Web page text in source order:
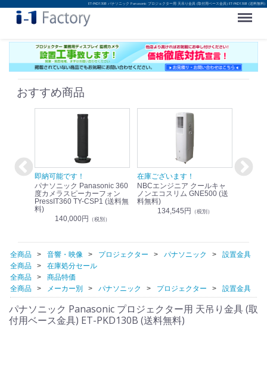
ET-PKD130B パナソニック Panasonic プロジェクター用 天吊り金具 (取付用ベース金具) ET-PKD130B (送料無料)
Menu
おすすめ商品
即納可能です！
パナソニック Panasonic 360
度カメラスピーカーフォン
PressIT360 TY-CSP1 (送料無
料)
140,000円 （税別）
在庫ございます！
NBCエンジニア クールキャ
ノンエコスリム GNE500 (送
料無料)
134,545円 （税別）
即納可
全商品 音響・映像 プロジェクター パナソニック
設置金具
全商品
在庫処分セール
全商品
商品特価
全商品
メーカー別 パナソニック プロジェクター 設置金具
パナソニック Panasonic プロジェクター用 天吊り金具 (取
付用ベース金具) ET-PKD130B (送料無料)